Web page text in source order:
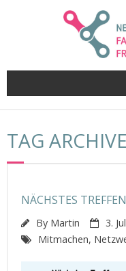
TAG
NÄCHSTES
By Martin 3.
Mitmachen,